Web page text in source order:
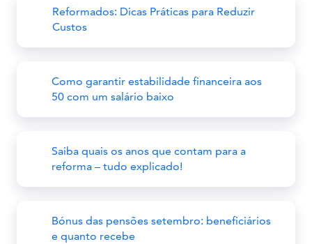
Reformados: Dicas Práticas para Reduzir
Custos
Como garantir estabilidade financeira aos
50 com um salário baixo
Saiba quais os anos que contam para a
reforma – tudo explicado!
Bónus das pensões setembro: beneficiários
e quanto recebe